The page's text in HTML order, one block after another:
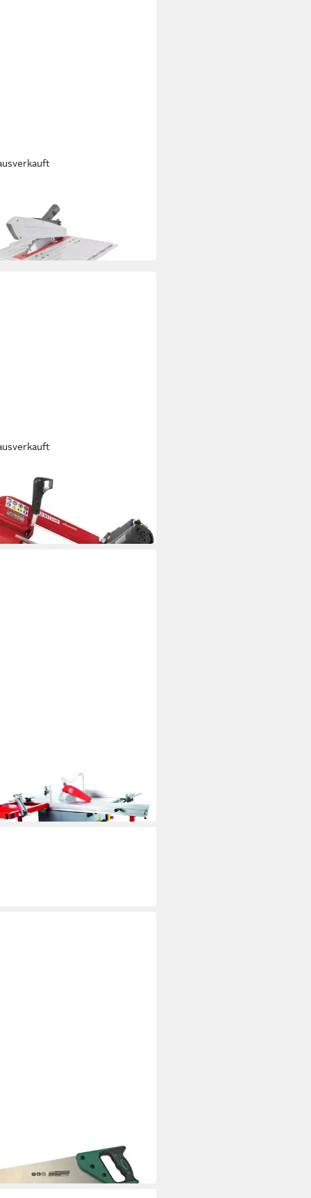
Holzmann Tisch- &
TK305_230V
€
Werktagen bei dir
Mobile Metallbandsäge BS
H020500004
€
Werktagen bei dir
TS315F1600_230V
€
Werktagen bei dir
Werktagen bei dir